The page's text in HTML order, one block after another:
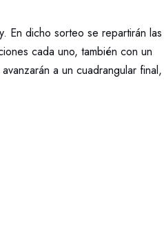
En dicho sorteo se repartirán las
cada uno, también con un
a un cuadrangular final,